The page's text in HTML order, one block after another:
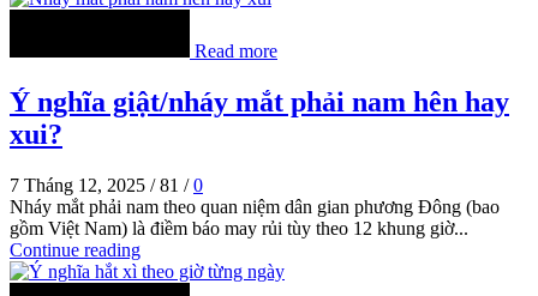
Read more
Ý nghĩa giật/nháy mắt phải nam hên hay
xui?
7 Tháng 12, 2025 / 81 / 0
Nháy mắt phải nam theo quan niệm dân gian phương Đông (bao
gồm Việt Nam) là điềm báo may rủi tùy theo 12 khung giờ...
Continue reading